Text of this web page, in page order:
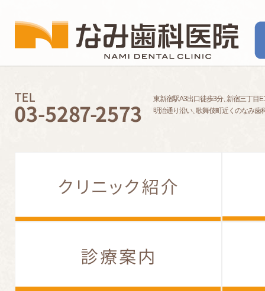
東新宿駅A3出口徒歩3分、 新宿三丁目
明治通り沿い、 歌舞伎町近くのなみ歯